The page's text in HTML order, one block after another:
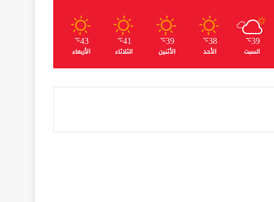
39
℃
السبت
38
℃
الأحد
39
℃
الأثنين
41
℃
الثلاثاء
43
℃
الأربعاء